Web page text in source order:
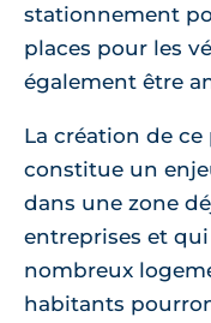
stationnement
places pour les
également être
La création de
constitue un
dans une zone
entreprises et
nombreux
habitants